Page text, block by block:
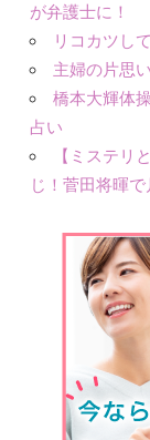
が弁護士に！
リコカツし
主婦の片思
橋本大輝体
占い
【ミステリ
じ！菅田将暉で